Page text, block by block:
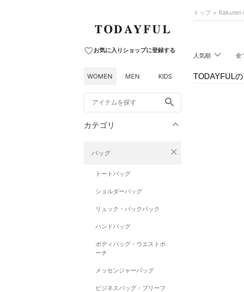
favorite_borderお気に入りショップに登録する
WOMEN MEN KIDS
search
カテゴリ
バッグ close
トートバッグ
ショルダーバッグ
リュック・バックパック
ハンドバッグ
ボディバッグ・ウエストポ
ーチ
メッセンジャーバッグ
ビジネスバッグ・ブリーフ
トップ Rakuten
人気順 全
TODAYFUL